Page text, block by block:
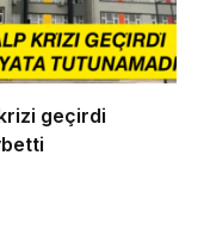
geçirdi